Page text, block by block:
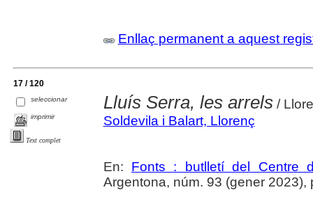
Enllaç permanent a aquest
17 / 120
seleccionar
imprimir
Text complet
Lluís Serra, les arrels/
Soldevila i Balart, Llorenç
En: Fonts : butlletí del Centre
Argentona, núm. 93 (gener 2023),